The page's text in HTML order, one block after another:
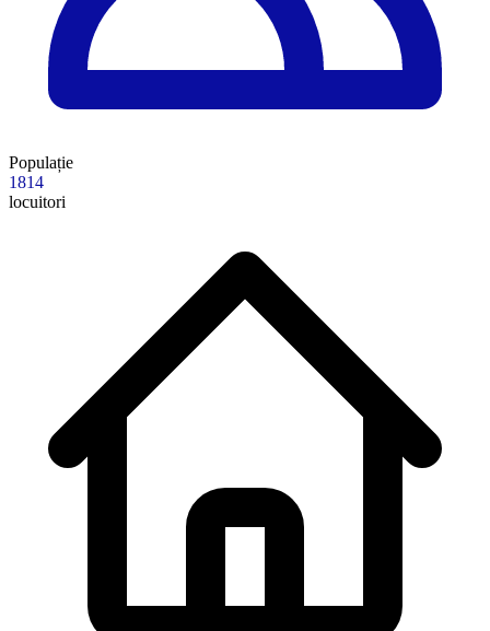
Populație
1814
locuitori